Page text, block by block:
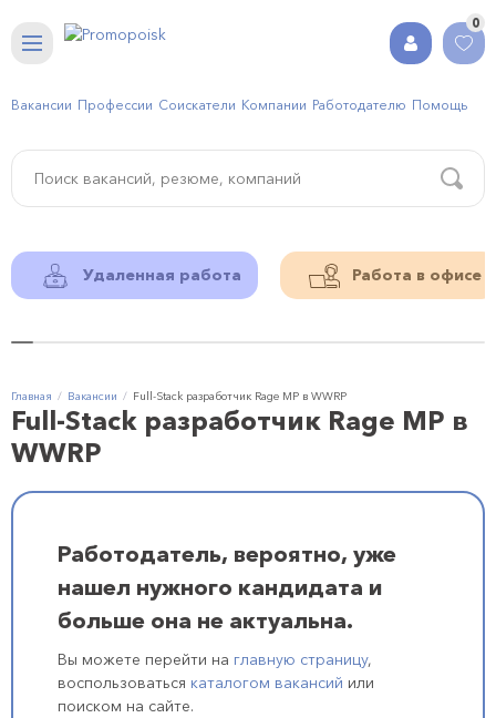
0
Вакансии Профессии Соискатели Компании Работодателю Помощь
Удаленная работа Работа в офисе
Главная Вакансии Full-Stack разработчик Rage MP в WWRP
Full-Stack разработчик Rage MP в
WWRP
Работодатель, вероятно, уже
нашел нужного кандидата и
больше она не актуальна.
Вы можете перейти на главную страницу,
воспользоваться каталогом вакансий или
поиском на сайте.